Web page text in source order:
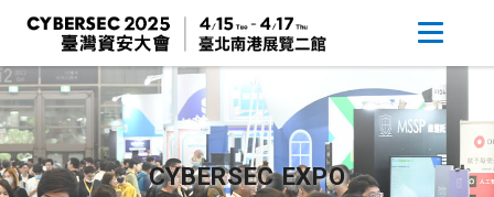
CYBERSEC EXPO